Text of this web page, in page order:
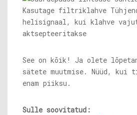
See on kõik! Ja olete
sätete muutmise. Nüüd,
enam piiksu.
Sulle soovitatud: